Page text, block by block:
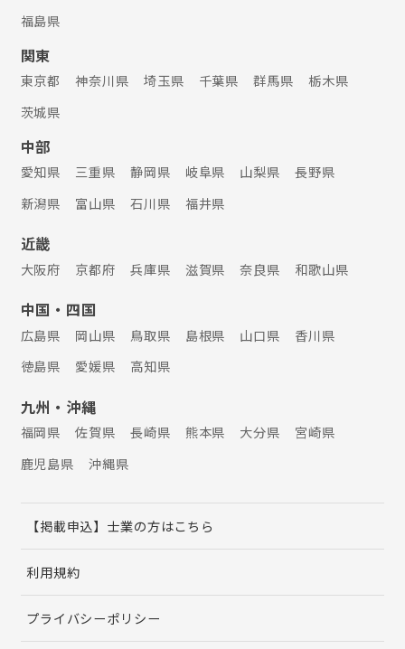
福島県
関東
東京都 神奈川県 埼玉県 千葉県 群馬県
栃木県
茨城県
中部
愛知県 三重県 静岡県 岐阜県 山梨県
長野県
新潟県
富山県 石川県 福井県
近畿
大阪府 京都府 兵庫県 滋賀県 奈良県 和歌山県
中国・四国
広島県 岡山県 鳥取県 島根県 山口県
香川県
徳島県
愛媛県 高知県
九州・沖縄
福岡県 佐賀県 長崎県 熊本県 大分県
宮崎県
鹿児島県
沖縄県
【掲載申込】士業の方はこちら
利用規約
プライバシーポリシー